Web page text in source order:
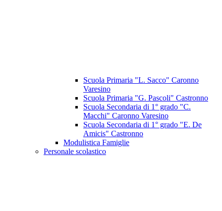
Scuola Primaria "L. Sacco" Caronno
Varesino
Scuola Primaria "G. Pascoli" Castronno
Scuola Secondaria di 1° grado "C.
Macchi" Caronno Varesino
Scuola Secondaria di 1° grado "E. De
Amicis" Castronno
Modulistica Famiglie
Personale scolastico